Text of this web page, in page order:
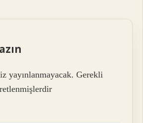
yayınlanmayacak. Gerekli